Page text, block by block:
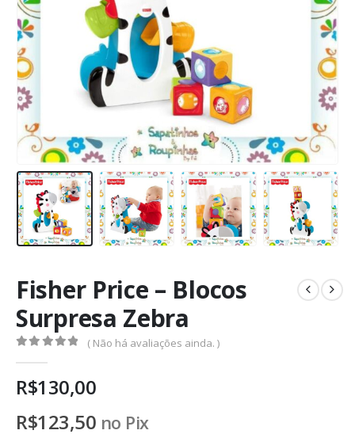
Fisher Price – Blocos
Surpresa Zebra
( Não há avaliações ainda. )
R$130,00
R$123,50 no Pix